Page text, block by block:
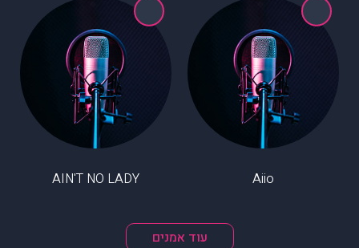
Aiio
AIN'T NO LADY
עוד אמנים